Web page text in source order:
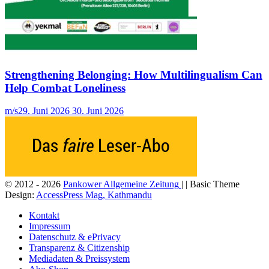
Strengthening Belonging: How Multilingualism Can
Help Combat Loneliness
m/s29. Juni 2026 30. Juni 2026
© 2012 - 2026 Pankower Allgemeine Zeitung | | Basic Theme
Design: AccessPress Mag, Kathmandu
Kontakt
Impressum
Datenschutz & ePrivacy
Transparenz & Citizenship
Mediadaten & Preissystem